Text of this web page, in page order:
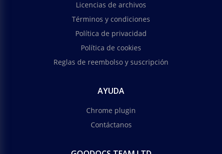
Licencias de archivos
Términos y condiciones
Política de privacidad
Política de cookies
Reglas de reembolso y suscripción
AYUDA
Chrome plugin
Contáctanos